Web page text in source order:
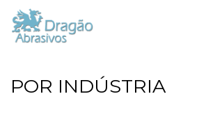
POR INDÚSTRIA